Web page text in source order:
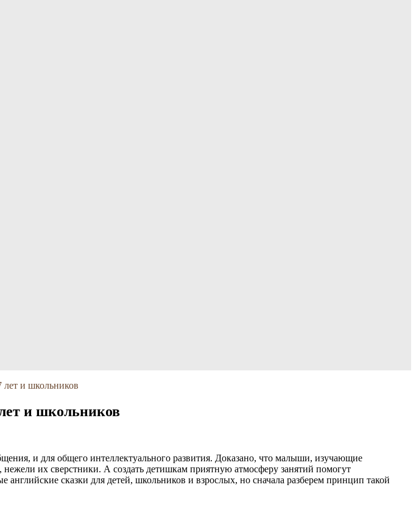
лет и школьников
и школьников
и для общего интеллектуального развития. Доказано, что малыши, изучающие
их сверстники. А создать детишкам приятную атмосферу занятий помогут
английские сказки для детей, школьников и взрослых, но сначала разберем принцип такой